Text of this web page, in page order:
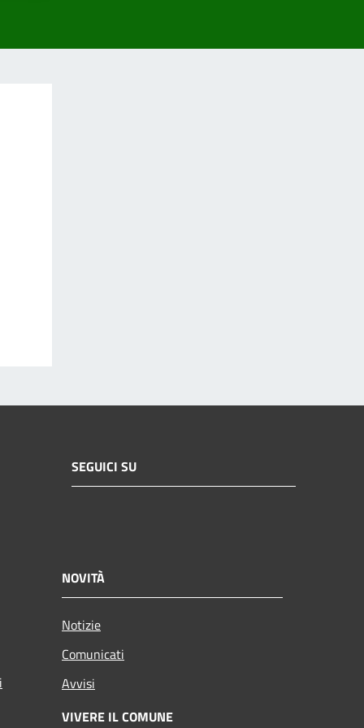
SEGUICI SU
NOVITÀ
Notizie
Comunicati
Avvisi
VIVERE IL COMUNE